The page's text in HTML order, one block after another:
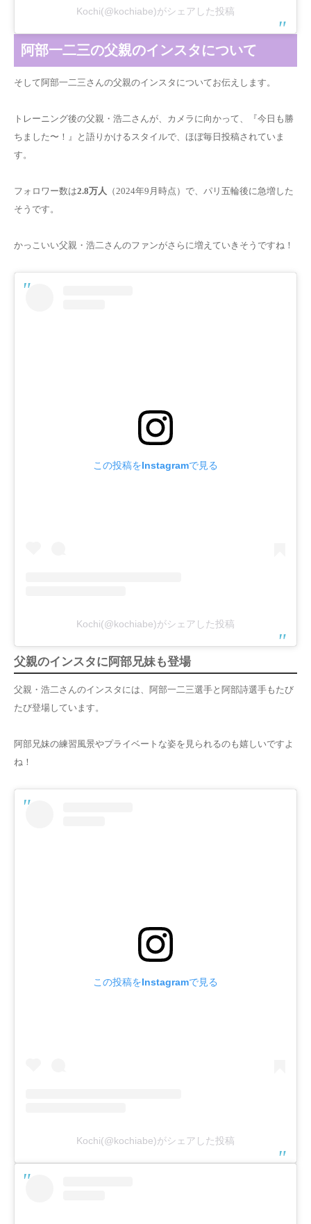
Kochi(@kochiabe)がシェアした投稿
阿部一二三の父親のインスタについて
そして阿部一二三さんの父親のインスタについてお伝えします。
トレーニング後の父親・浩二さんが、カメラに向かって、『今日も勝
ちました〜！』と語りかけるスタイルで、ほぼ毎日投稿されていま
す。
フォロワー数は2.8万人 （2024年9月時点）で、パリ五輪後に急増した
そうです。
かっこいい父親・浩二さんのファンがさらに増えていきそうですね！
この投稿をInstagramで見る
Kochi(@kochiabe)がシェアした投稿
父親のインスタに阿部兄妹も登場
父親・浩二さんのインスタには、阿部一二三選手と阿部詩選手もたび
たび登場しています。
阿部兄妹の練習風景やプライベートな姿を見られるのも嬉しいですよ
ね！
この投稿をInstagramで見る
Kochi(@kochiabe)がシェアした投稿